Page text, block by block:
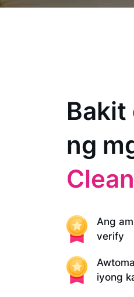
ng
Ang
verify
iyong